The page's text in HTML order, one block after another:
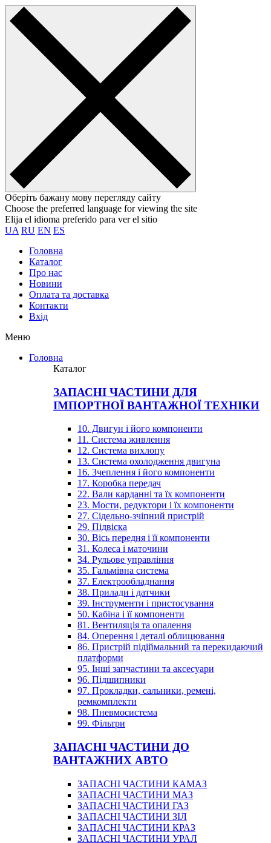
Оберіть бажану мову перегляду сайту
Choose the preferred language for viewing the site
Elija el idioma preferido para ver el sitio
UA RU EN ES
Головна
Каталог
Про нас
Новини
Оплата та доставка
Контакти
Вхiд
Меню
Головна
Каталог
ЗАПАСНІ ЧАСТИНИ ДЛЯ
ІМПОРТНОЇ ВАНТАЖНОЇ ТЕХНІКИ
10. Двигун і його компоненти
11. Система живлення
12. Система вихлопу
13. Система охолодження двигуна
16. Зчеплення і його компоненти
17. Коробка передач
22. Вали карданні та їх компоненти
23. Мости, редуктори і їх компоненти
27. Сідельно-зчіпний пристрій
29. Підвіска
30. Вісь передня і її компоненти
31. Колеса і маточини
34. Рульове управління
35. Гальмівна система
37. Електрообладнання
38. Прилади і датчики
39. Інструменти і пристосування
50. Кабіна і її компоненти
81. Вентиляція та опалення
84. Оперення і деталі облицювання
86. Пристрій підіймальний та перекидаючий
платформи
95. Інші запчастини та аксесуари
96. Підшипники
97. Прокладки, сальники, ремені,
ремкомплекти
98. Пневмосистема
99. Фільтри
ЗАПАСНІ ЧАСТИНИ ДО
ВАНТАЖНИХ АВТО
ЗАПАСНІ ЧАСТИНИ КАМАЗ
ЗАПАСНІ ЧАСТИНИ МАЗ
ЗАПАСНІ ЧАСТИНИ ГАЗ
ЗАПАСНІ ЧАСТИНИ ЗІЛ
ЗАПАСНІ ЧАСТИНИ КРАЗ
ЗАПАСНІ ЧАСТИНИ УРАЛ